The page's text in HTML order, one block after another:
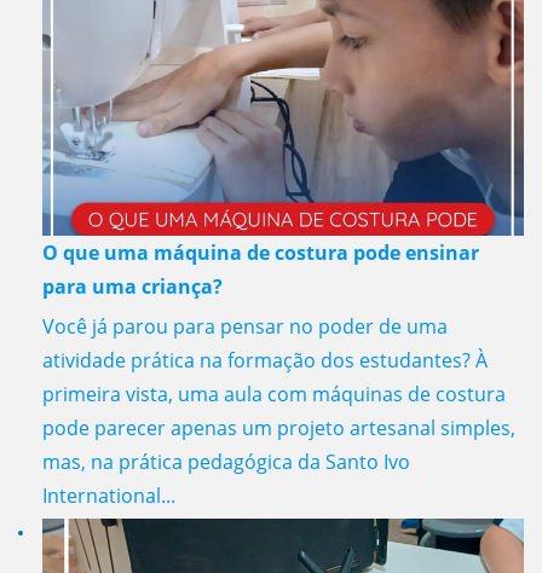
O que uma máquina de costura pode ensinar
para uma criança?
Você já parou para pensar no poder de uma
atividade prática na formação dos estudantes? À
primeira vista, uma aula com máquinas de costura
pode parecer apenas um projeto artesanal simples,
mas, na prática pedagógica da Santo Ivo
International...